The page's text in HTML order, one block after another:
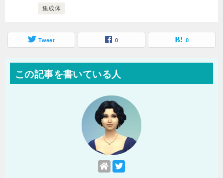
集成体
Tweet 0 0
この記事を書いている人